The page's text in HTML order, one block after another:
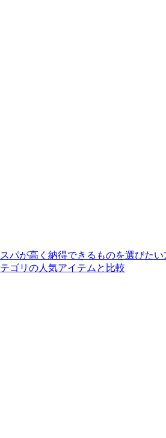
パが高く納得できるものを選びたい
ゴリの人気アイテムと比較